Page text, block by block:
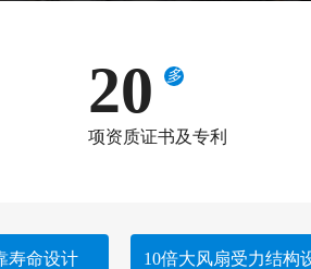
20 多
项资质证书及专利
寿命设计 10倍大风扇受力结构